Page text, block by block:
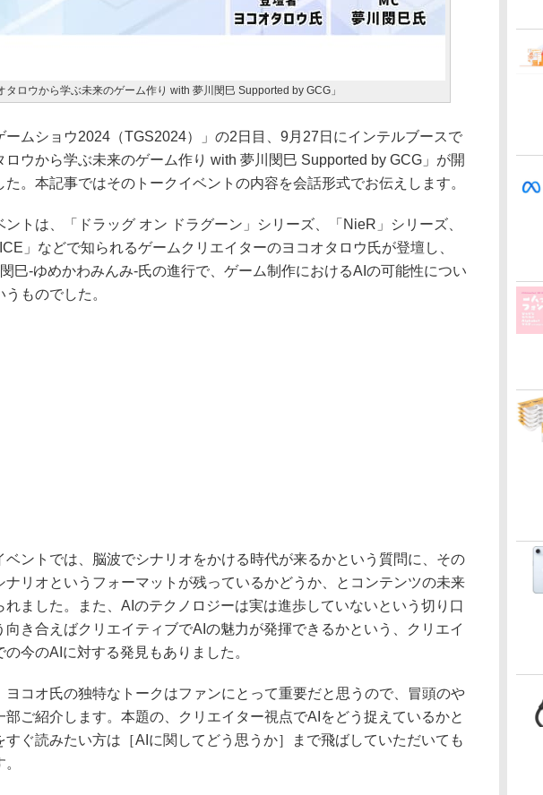
タロウから学ぶ未来のゲーム作り with 夢川閔巳 Supported by GCG」
ムショウ2024（TGS2024）」の2日目、9月27日にインテルブースで
ロウから学ぶ未来のゲーム作り with 夢川閔巳 Supported by GCG」が開
た。本記事ではそのトークイベントの内容を会話形式でお伝えします。
トは、「ドラッグ オン ドラグーン」シリーズ、「NieR」シリーズ、
」などで知られるゲームクリエイターのヨコオタロウ氏が登壇し、
巳-ゆめかわみんみ-氏の進行で、ゲーム制作におけるAIの可能性につい
ものでした。
ントでは、脳波でシナリオをかける時代が来るかという質問に、その
ナリオというフォーマットが残っているかどうか、とコンテンツの未来
れました。また、AIのテクノロジーは実は進歩していないという切り口
向き合えばクリエイティブでAIの魅力が発揮できるかという、クリエイ
の今のAIに対する発見もありました。
コオ氏の独特なトークはファンにとって重要だと思うので、冒頭のや
部ご紹介します。本題の、クリエイター視点でAIをどう捉えているかと
すぐ読みたい方は［AIに関してどう思うか］まで飛ばしていただいても